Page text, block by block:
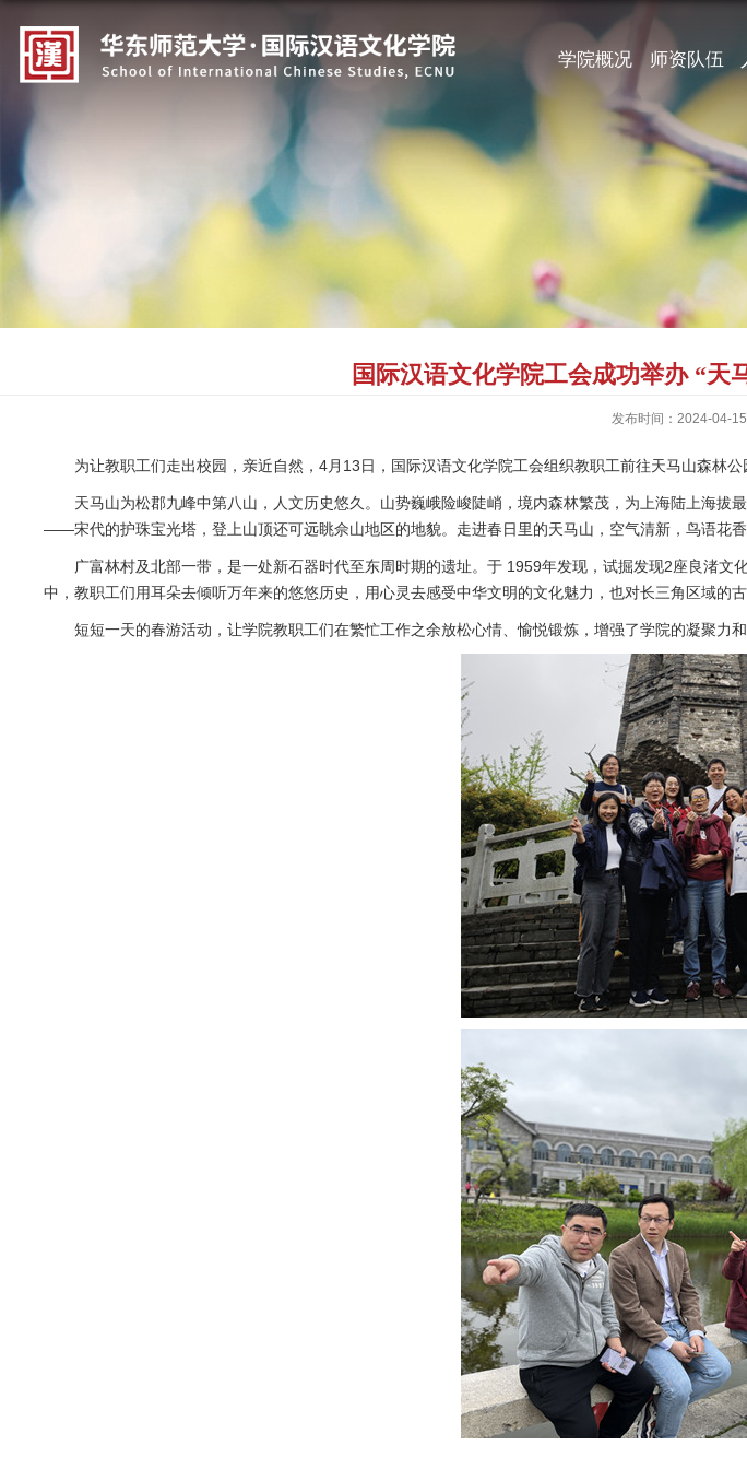
学院概况 师资队伍
国际汉语文化学院工会成功举办 “天
发布时间：2024-04-15
为让教职工们走出校园，亲近自然，4月13日，国际汉语文化学院工会组织教职工前往天马山森林公
天马山为松郡九峰中第八山，人文历史悠久。山势巍峨险峻陡峭，境内森林繁茂，为上海陆上海
——宋代的护珠宝光塔，登上山顶还可远眺佘山地区的地貌。走进春日里的天马山，空气清新，鸟语花
广富林村及北部一带，是一处新石器时代至东周时期的遗址。于 1959年发现，试掘发现2座良渚
中，教职工们用耳朵去倾听万年来的悠悠历史，用心灵去感受中华文明的文化魅力，也对长三角区域的
短短一天的春游活动，让学院教职工们在繁忙工作之余放松心情、愉悦锻炼，增强了学院的凝聚力